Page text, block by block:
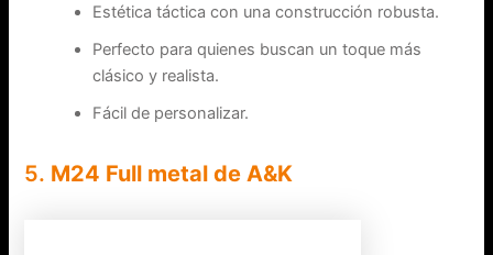
Estética táctica con una construcción robusta.
Perfecto para quienes buscan un toque más
clásico y realista.
Fácil de personalizar.
5. M24 Full metal de A&K